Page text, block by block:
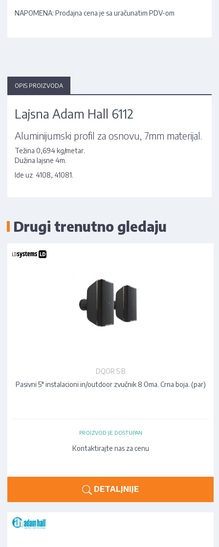
NAPOMENA: Prodajna cena je sa uračunatim PDV-om
OPIS PROIZVODA
Lajsna Adam Hall 6112
Aluminijumski profil za osnovu, 7mm materijal.
Težina 0,694 kg/metar.
Dužina lajsne 4m.
Ide uz 4108, 41081.
Drugi trenutno gledaju
DQOR 5 B
Pasivni 5" instalacioni in/outdoor zvučnik 8 Oma. Crna boja. (par)
PROIZVOD JE DOSTUPAN
Kontaktirajte nas za cenu
DETALJNIJE